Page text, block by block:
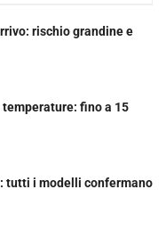
rischio grandine e
fino a 15
tutti i modelli confermano